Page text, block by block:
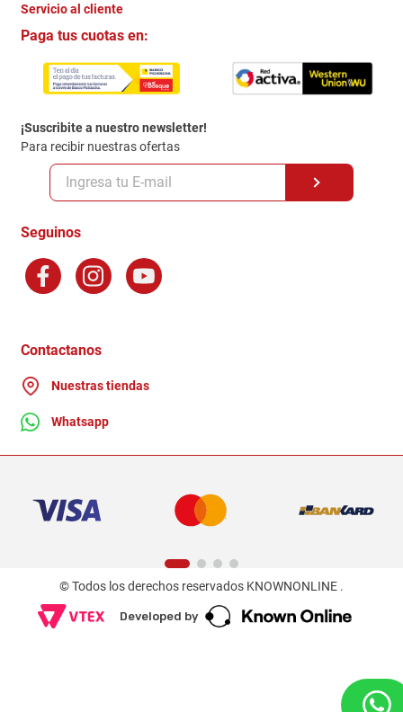
Quienes somos
Trabaja con Nosotros
Contacto
Servicio al cliente
Crédito Directo
Garantia
Politica de Privacidad
Políticas y condiciones GiftCard
Formas de Pago
Terminos y Condiciones
Factura Electronica
Ganadores - Promociones
Paga tus cuotas en:
¡Suscribite a nuestro newsletter!
Para recibir nuestras ofertas
Seguinos
Contactanos
Nuestras tiendas
Whatsapp
© Todos los derechos reservados KNOWNONLINE .
Developed by